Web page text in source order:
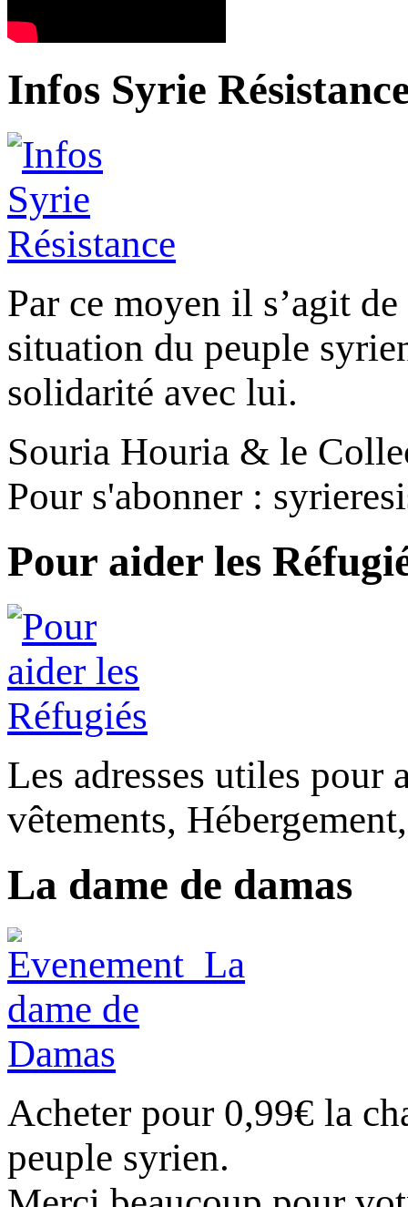
Infos Syrie
Par ce moyen il s’agit
situation du peuple
solidarité avec lui.
Souria Houria & le
Pour s'abonner :
Pour aider les
Les adresses utiles pour
vêtements,
La dame de damas
Acheter pour 0,99€ la
peuple syrien.